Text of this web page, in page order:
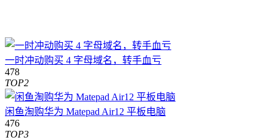
一时冲动购买 4 字母域名，转手血亏
478
TOP2
闲鱼淘购华为 Matepad Air12 平板电脑
476
TOP3